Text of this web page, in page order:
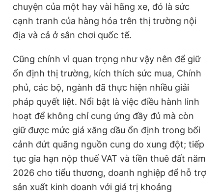
chuyện của một hay vài hãng xe, đó là sức
cạnh tranh của hàng hóa trên thị trường nội
địa và cả ở sân chơi quốc tế.
Cũng chính vì quan trọng như vậy nên để giữ
ổn định thị trường, kích thích sức mua, Chính
phủ, các bộ, ngành đã thực hiện nhiều giải
pháp quyết liệt. Nổi bật là việc điều hành linh
hoạt để không chỉ cung ứng đầy đủ mà còn
giữ được mức giá xăng dầu ổn định trong bối
cảnh đứt quãng nguồn cung do xung đột; tiếp
tục gia hạn nộp thuế VAT và tiền thuê đất năm
2026 cho tiểu thương, doanh nghiệp để hỗ trợ
sản xuất kinh doanh với giá trị khoảng